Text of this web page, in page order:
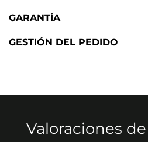
GARANTÍA
GESTIÓN DEL PEDIDO
Valoraciones